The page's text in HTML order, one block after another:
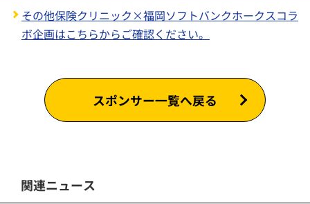
その他保険クリニック×福岡ソフトバンクホークスコラ
ボ企画はこちらからご確認ください。
スポンサー一覧へ戻る
関連ニュース